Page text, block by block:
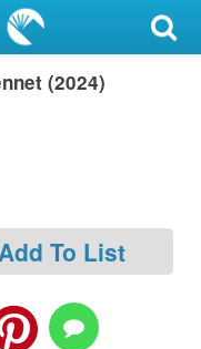
(2024)
Add To List